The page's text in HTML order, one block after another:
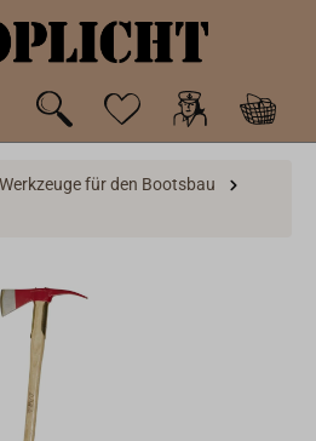
Werkzeuge für den Bootsbau